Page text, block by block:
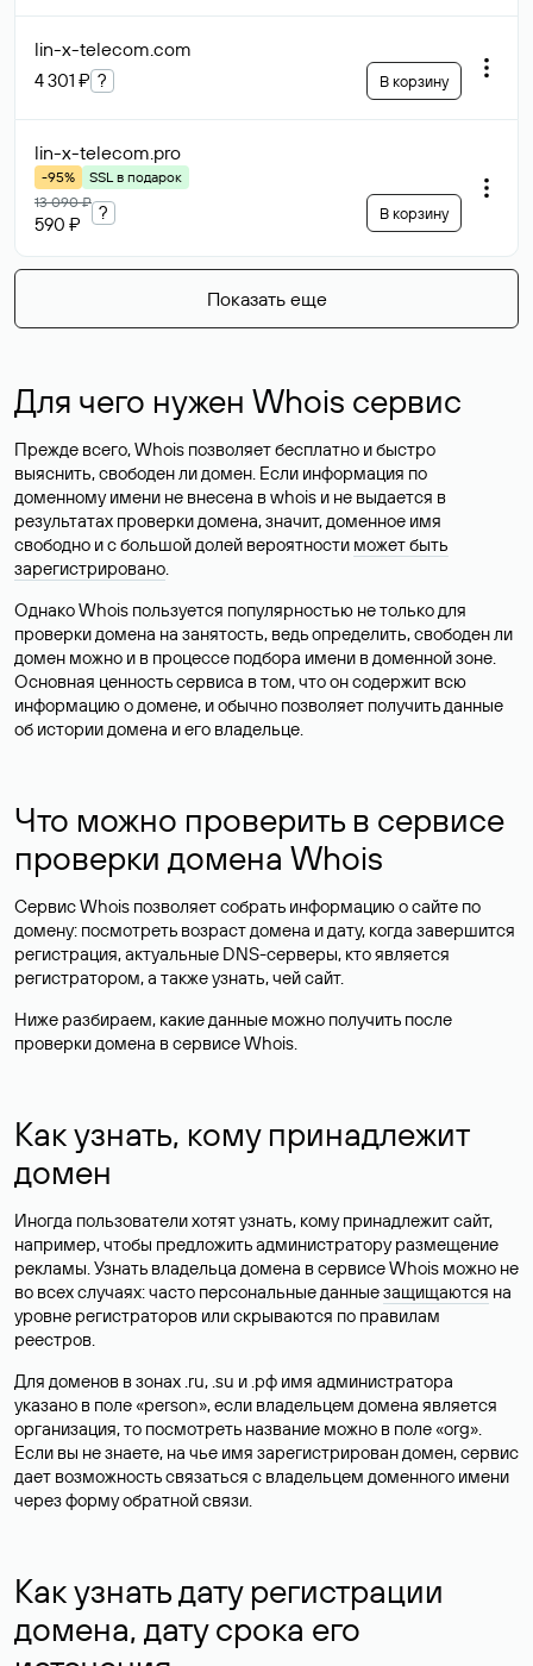
lin-x-telecom.com
4 301 ₽ ? В корзину
lin-x-telecom.pro
-95%
SSL в подарок
13 090 ₽
590 ₽
? В корзину
Показать еще
Для чего нужен Whois сервис
Прежде всего, Whois позволяет бесплатно и быстро
выяснить, свободен ли домен. Если информация по
доменному имени не внесена в whois и не выдается в
результатах проверки домена, значит, доменное имя
свободно и с большой долей вероятности может быть
зарегистрировано.
Однако Whois пользуется популярностью не только для
проверки домена на занятость, ведь определить, свободен ли
домен можно и в процессе подбора имени в доменной зоне.
Основная ценность сервиса в том, что он содержит всю
информацию о домене, и обычно позволяет получить данные
об истории домена и его владельце.
Что можно проверить в сервисе
проверки домена Whois
Сервис Whois позволяет собрать информацию о сайте по
домену: посмотреть возраст домена и дату, когда завершится
регистрация, актуальные DNS-серверы, кто является
регистратором, а также узнать, чей сайт.
Ниже разбираем, какие данные можно получить после
проверки домена в сервисе Whois.
Как узнать, кому принадлежит
домен
Иногда пользователи хотят узнать, кому принадлежит сайт,
например, чтобы предложить администратору размещение
рекламы. Узнать владельца домена в сервисе Whois можно не
во всех случаях: часто персональные данныезащищаются на
уровне регистраторов или скрываются по правилам
реестров.
Для доменов в зонах .ru, .su и .рф имя администратора
указано в поле «person», если владельцем домена является
организация, то посмотреть название можно в поле «org».
Если вы не знаете, на чье имя зарегистрирован домен, сервис
дает возможность связаться с владельцем доменного имени
через форму обратной связи.
Как узнать дату регистрации
домена, дату срока его